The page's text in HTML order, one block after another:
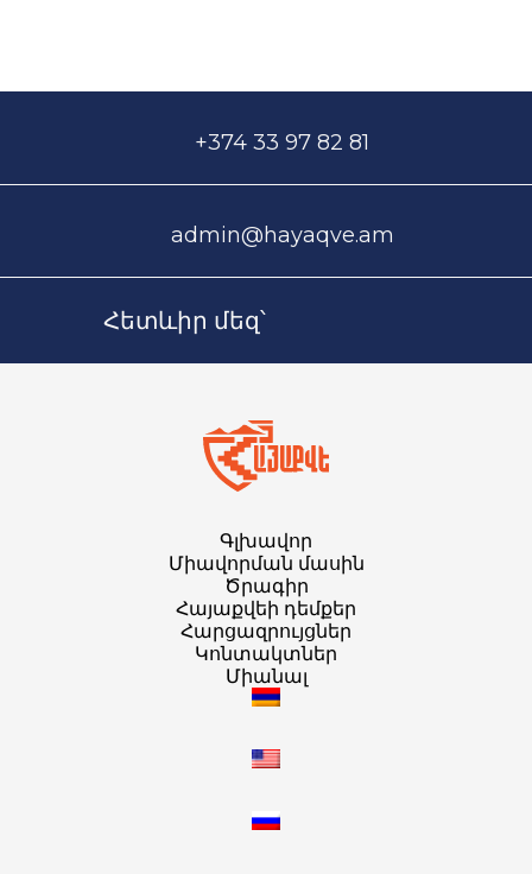
+374 33 97 82 81
admin@hayaqve.am
Հետևիր մեզ՝
Գլխավոր
Միավորման մասին
Ծրագիր
Հայաքվեի դեմքեր
Հարցազրույցներ
Կոնտակտներ
Միանալ